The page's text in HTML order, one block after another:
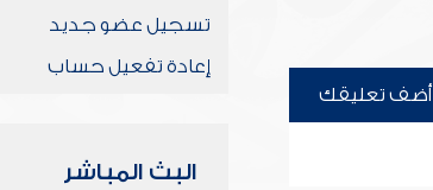
أضف تعليقك
تسجيل عضو جديد
إعادة تفعيل حساب
البث المباشر